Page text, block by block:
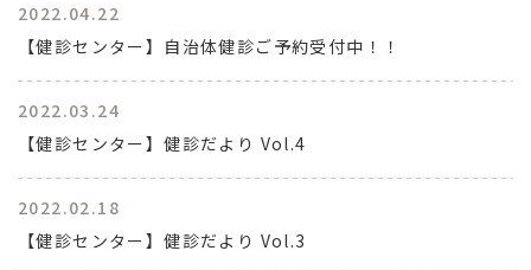
2022.04.22
【健診センター】自治体健診ご予約受付中！！
2022.03.24
【健診センター】健診だより Vol.4
2022.02.18
【健診センター】健診だより Vol.3